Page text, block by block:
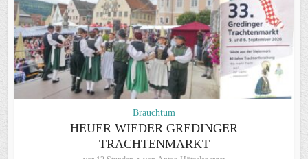
Brauchtum
HEUER WIEDER GREDINGER
TRACHTENMARKT